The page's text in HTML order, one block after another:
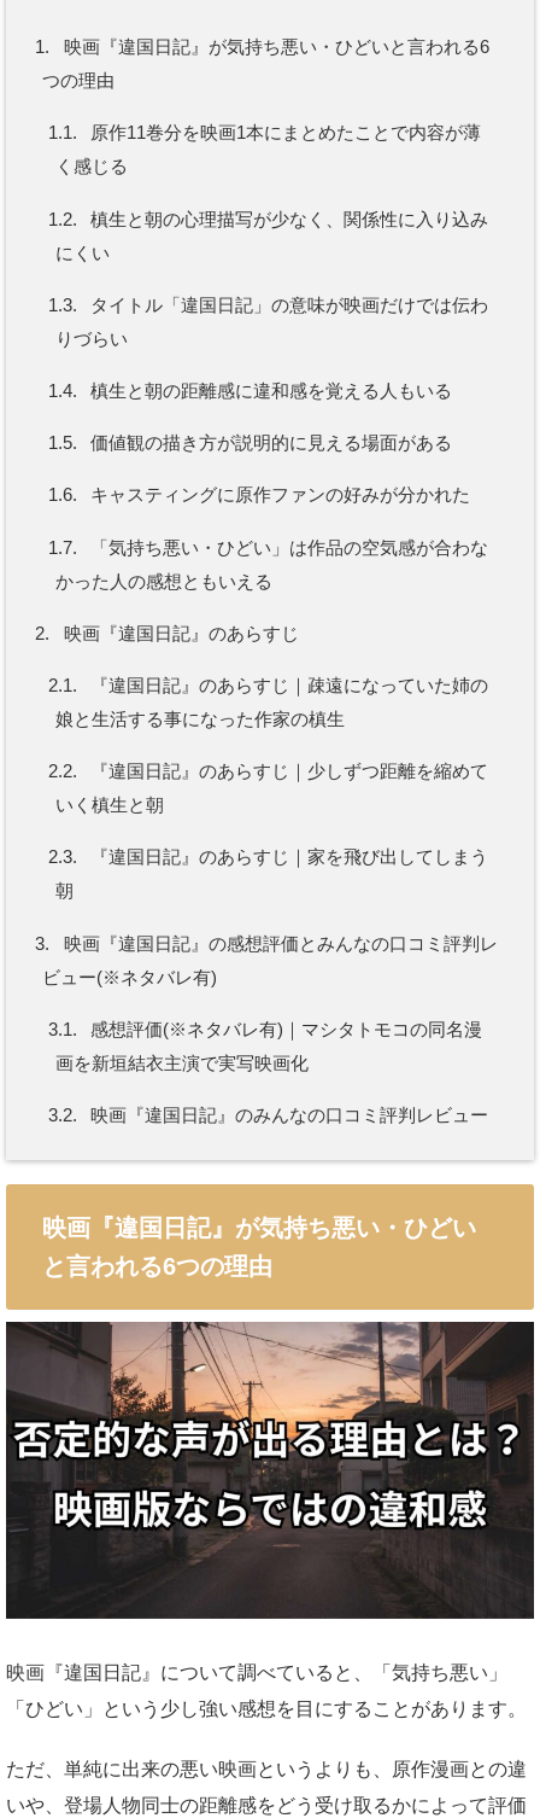
1.
映画『違国日記』が気持ち悪い・ひどいと言われる6
つの理由
1.1.
原作11巻分を映画1本にまとめたことで内容が薄
く感じる
1.2.
槙生と朝の心理描写が少なく、関係性に入り込み
にくい
1.3.
タイトル「違国日記」の意味が映画だけでは伝わ
りづらい
1.4. 槙生と朝の距離感に違和感を覚える人もいる
1.5. 価値観の描き方が説明的に見える場面がある
1.6. キャスティングに原作ファンの好みが分かれた
1.7.
「気持ち悪い・ひどい」は作品の空気感が合わな
かった人の感想ともいえる
2. 映画『違国日記』のあらすじ
2.1.
『違国日記』のあらすじ｜疎遠になっていた姉の
娘と生活する事になった作家の槙生
2.2.
『違国日記』のあらすじ｜少しずつ距離を縮めて
いく槙生と朝
2.3.
『違国日記』のあらすじ｜家を飛び出してしまう
朝
3.
映画『違国日記』の感想評価とみんなの口コミ評判レ
ビュー(※ネタバレ有)
3.1.
感想評価(※ネタバレ有)｜マシタトモコの同名漫
画を新垣結衣主演で実写映画化
3.2. 映画『違国日記』のみんなの口コミ評判レビュー
映画『違国日記』が気持ち悪い・ひどい
と言われる6つの理由
映画『違国日記』について調べていると、「気持ち悪い」
「ひどい」という少し強い感想を目にすることがあります。
ただ、単純に出来の悪い映画というよりも、原作漫画との違
いや、登場人物同士の距離感をどう受け取るかによって評価